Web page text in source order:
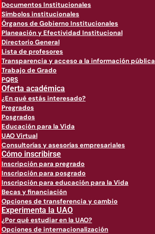
Documentos Institucionales
Símbolos institucionales
Órganos de Gobierno Institucionales
Planeación y Efectividad Institucional
Directorio General
Lista de profesores
Transparencia y acceso a la información pública
Trabajo de Grado
PQRS
Oferta académica
¿En qué estás interesado?
Pregrados
Posgrados
Educación para la Vida
UAO Virtual
Consultorías y asesorías empresariales
Cómo inscribirse
Inscripción para pregrado
Inscripción para posgrado
Inscripción para educación para la Vida
Becas y financiación
Opciones de transferencia y cambio
Experimenta la UAO
¿Por qué estudiar en la UAO?
Opciones de internacionalización